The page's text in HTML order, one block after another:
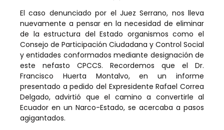
El caso denunciado por el Juez Serrano, nos lleva
nuevamente a pensar en la necesidad de eliminar
de la estructura del Estado organismos como el
Consejo de Participación Ciudadana y Control Social
y entidades conformados mediante designación de
este nefasto CPCCS. Recordemos que el Dr.
Francisco Huerta Montalvo, en un informe
presentado a pedido del Expresidente Rafael Correa
Delgado, advirtió que el camino a convertirle al
Ecuador en un Narco-Estado, se acercaba a pasos
agigantados.